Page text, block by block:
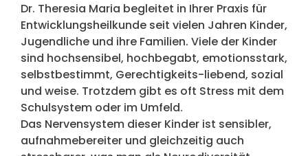
Dr. Theresia Maria begleitet in Ihrer Praxis für
Entwicklungsheilkunde seit vielen Jahren Kinder,
Jugendliche und ihre Familien. Viele der Kinder
sind hochsensibel, hochbegabt, emotionsstark,
selbstbestimmt, Gerechtigkeits-liebend, sozial
und weise. Trotzdem gibt es oft Stress mit dem
Schulsystem oder im Umfeld.
Das Nervensystem dieser Kinder ist sensibler,
aufnahmebereiter und gleichzeitig auch